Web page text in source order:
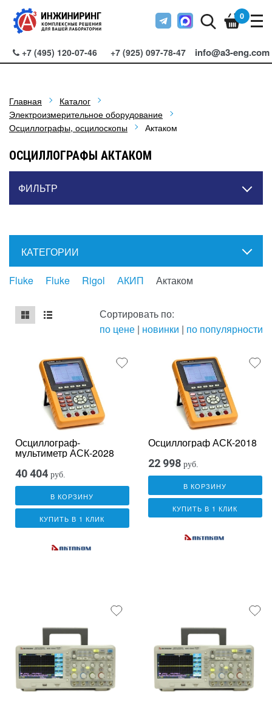
+7 (495) 120-07-46 +7 (925) 097-78-47 info@a3-eng.com
0
Главная
Каталог
Электроизмерительное оборудование
Осциллографы, осцилоскопы
Актаком
ОСЦИЛЛОГРАФЫ АКТАКОМ
ФИЛЬТР
КАТЕГОРИИ
Fluke Fluke Rigol АКИП Актаком
mse2_chunk_default
mse2_chunk_alternate
Сортировать по:
по цене | новинки | по популярности
Осциллограф-
мультиметр АСК-2028
40 404 руб.
В КОРЗИНУ
КУПИТЬ В 1 КЛИК
Осциллограф АСК-2018
22 998 руб.
В КОРЗИНУ
КУПИТЬ В 1 КЛИК